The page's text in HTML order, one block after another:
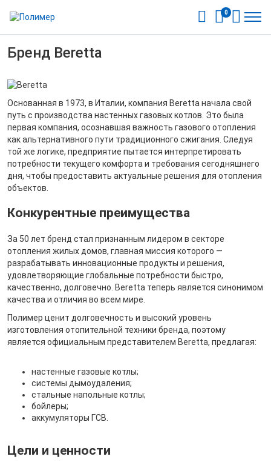
0
Бренд Beretta
Основанная в 1973, в Италии, компания Beretta начала свой
путь с производства настенных газовых котлов. Это была
первая компания, осознавшая важность газового отопления
как альтернативного пути традиционного сжигания. Следуя
той же логике, предприятие пытается интерпретировать
потребности текущего комфорта и требования сегодняшнего
дня, чтобы предоставить актуальные решения для отопления
объектов.
Конкурентные преимущества
За 50 лет бренд стал признанным лидером в секторе
отопления жилых домов, главная миссия которого —
разрабатывать инновационные продукты и решения,
удовлетворяющие глобальные потребности быстро,
качественно, долговечно. Beretta теперь является синонимом
качества и отличия во всем мире.
Полимер ценит долговечность и высокий уровень
изготовления отопительной техники бренда, поэтому
является официальным представителем Beretta, предлагая:
настенные газовые котлы;
системы дымоудаления;
стальные напольные котлы;
бойлеры;
аккумуляторы ГСВ.
Цели и ценности